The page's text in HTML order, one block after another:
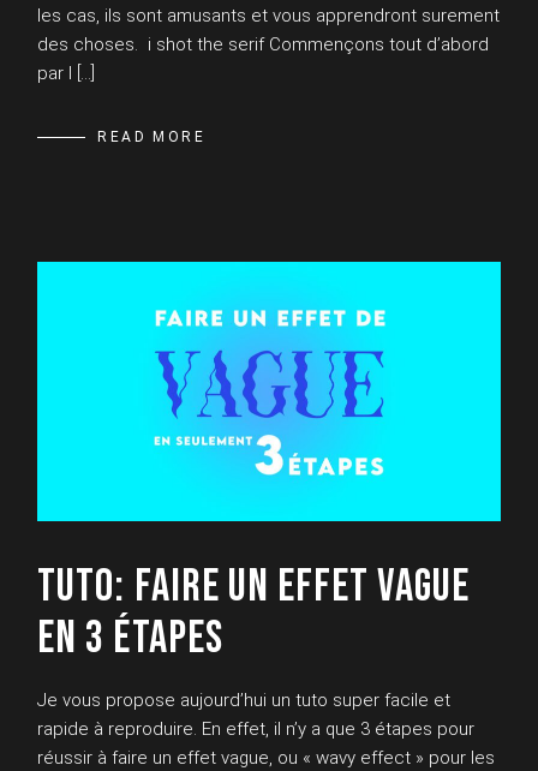
les cas, ils sont amusants et vous apprendront surement
des choses. i shot the serif Commençons tout d’abord
par I […]
READ MORE
TUTO: FAIRE UN EFFET VAGUE
EN 3 ÉTAPES
Je vous propose aujourd’hui un tuto super facile et
rapide à reproduire. En effet, il n’y a que 3 étapes pour
réussir à faire un effet vague, ou « wavy effect » pour les